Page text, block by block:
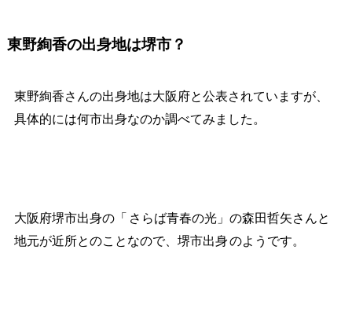
東野絢香の出身地は堺市？
東野絢香さんの出身地は大阪府と公表されていますが、
具体的には何市出身なのか調べてみました。
大阪府堺市出身の「 さらば青春の光」の森田哲矢さんと
地元が近所とのことなので、堺市出身のようです。